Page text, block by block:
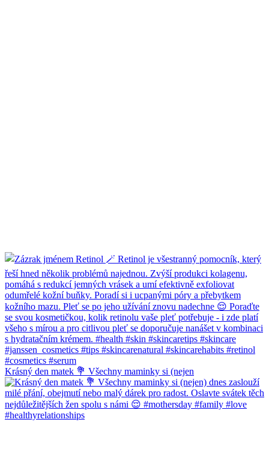
Krásný den matek 💐 Všechny maminky si (nejen